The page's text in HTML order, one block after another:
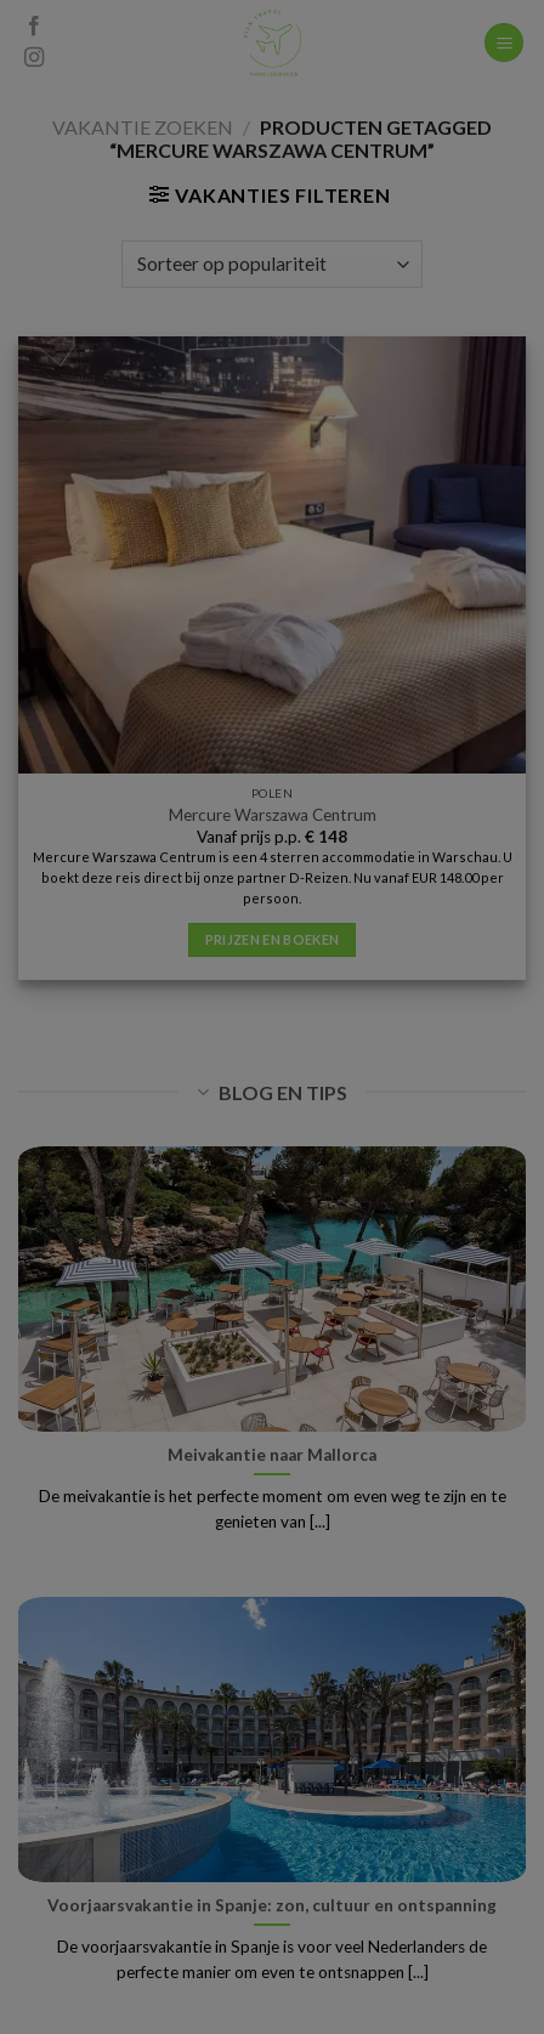
Skip
content
VAKANTIE ZOEKEN / PRODUCTEN GETAGGED
“MERCURE WARSZAWA CENTRUM”
VAKANTIES FILTEREN
POLEN
Mercure Warszawa Centrum
Vanaf prijs p.p. € 148
Mercure Warszawa Centrum is een 4 sterren accommodatie in Warschau. U
boekt deze reis direct bij onze partner D-Reizen. Nu vanaf EUR 148.00 per
persoon.
PRIJZEN EN BOEKEN
BLOG EN TIPS
Meivakantie naar Mallorca
De meivakantie is het perfecte moment om even weg te zijn en te
genieten van [...]
Voorjaarsvakantie in Spanje: zon, cultuur en ontspanning
De voorjaarsvakantie in Spanje is voor veel Nederlanders de
perfecte manier om even te ontsnappen [...]